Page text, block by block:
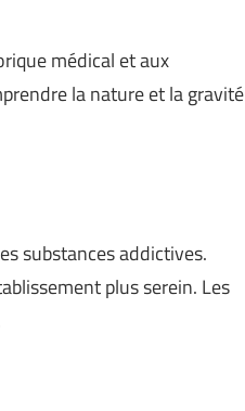
médical et aux
la nature et la gravité
substances addictives.
plus serein. Les